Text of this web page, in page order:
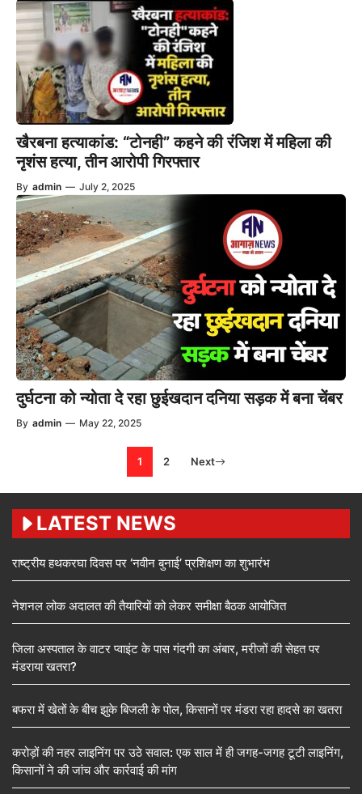
खैरबना हत्याकांड: “टोनही” कहने की रंजिश में महिला की
नृशंस हत्या, तीन आरोपी गिरफ्तार
By admin — July 2, 2025
दुर्घटना को न्योता दे रहा छुईखदान दनिया सड़क में बना चेंबर
By admin — May 22, 2025
1 2 Next
LATEST NEWS
राष्ट्रीय हथकरघा दिवस पर ‘नवीन बुनाई’ प्रशिक्षण का शुभारंभ
नेशनल लोक अदालत की तैयारियों को लेकर समीक्षा बैठक आयोजित
जिला अस्पताल के वाटर प्वाइंट के पास गंदगी का अंबार, मरीजों की सेहत पर
मंडराया खतरा?
बफरा में खेतों के बीच झुके बिजली के पोल, किसानों पर मंडरा रहा हादसे का खतरा
करोड़ों की नहर लाइनिंग पर उठे सवाल: एक साल में ही जगह-जगह टूटी लाइनिंग,
किसानों ने की जांच और कार्रवाई की मांग